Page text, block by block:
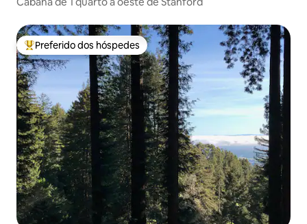
Entre os melhores preferidos dos hóspedes
Preferido dos hóspedes